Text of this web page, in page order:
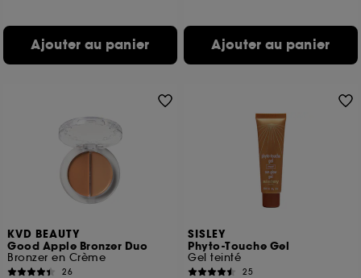
Ajouter au panier Ajouter au panier
KVD BEAUTY
Good Apple Bronzer Duo
Bronzer en Crème
26
SISLEY
Phyto-Touche Gel
Gel teinté
25